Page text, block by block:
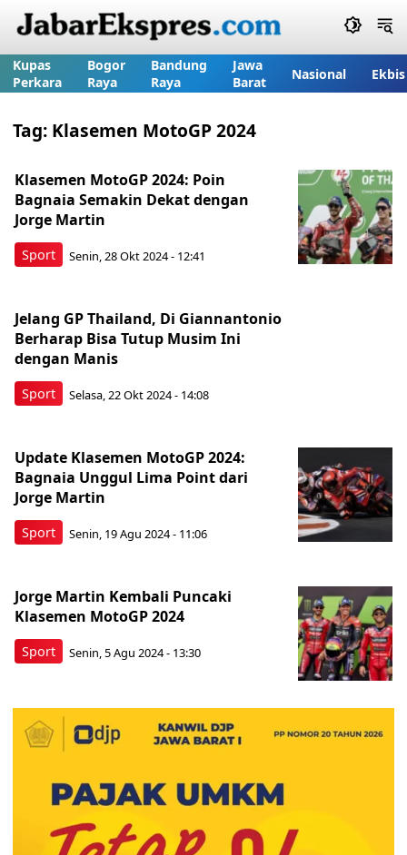
Kupas
Perkara
Bogor
Raya
Bandung
Raya
Jawa
Barat
Nasional Ekbis
Tag: Klasemen MotoGP 2024
Sport
Klasemen MotoGP 2024: Poin
Bagnaia Semakin Dekat dengan
Jorge Martin
Senin, 28 Okt 2024 - 12:41
Sport
Jelang GP Thailand, Di Giannantonio
Berharap Bisa Tutup Musim Ini
dengan Manis
Selasa, 22 Okt 2024 - 14:08
Sport
Update Klasemen MotoGP 2024:
Bagnaia Unggul Lima Point dari
Jorge Martin
Senin, 19 Agu 2024 - 11:06
Sport
Jorge Martin Kembali Puncaki
Klasemen MotoGP 2024
Senin, 5 Agu 2024 - 13:30